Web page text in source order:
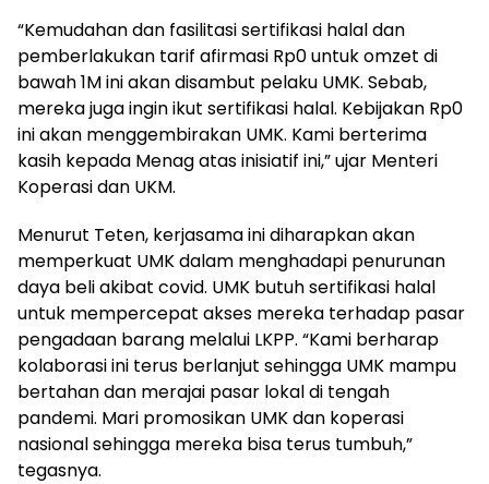
“Kemudahan dan fasilitasi sertifikasi halal dan
pemberlakukan tarif afirmasi Rp0 untuk omzet di
bawah 1M ini akan disambut pelaku UMK. Sebab,
mereka juga ingin ikut sertifikasi halal. Kebijakan Rp0
ini akan menggembirakan UMK. Kami berterima
kasih kepada Menag atas inisiatif ini,” ujar Menteri
Koperasi dan UKM.
Menurut Teten, kerjasama ini diharapkan akan
memperkuat UMK dalam menghadapi penurunan
daya beli akibat covid. UMK butuh sertifikasi halal
untuk mempercepat akses mereka terhadap pasar
pengadaan barang melalui LKPP. “Kami berharap
kolaborasi ini terus berlanjut sehingga UMK mampu
bertahan dan merajai pasar lokal di tengah
pandemi. Mari promosikan UMK dan koperasi
nasional sehingga mereka bisa terus tumbuh,”
tegasnya.